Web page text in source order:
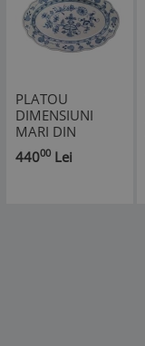
PLATOU
DIMENSIUNI
MARI DIN
PORTELAN
MEISSEN,
44000 Lei